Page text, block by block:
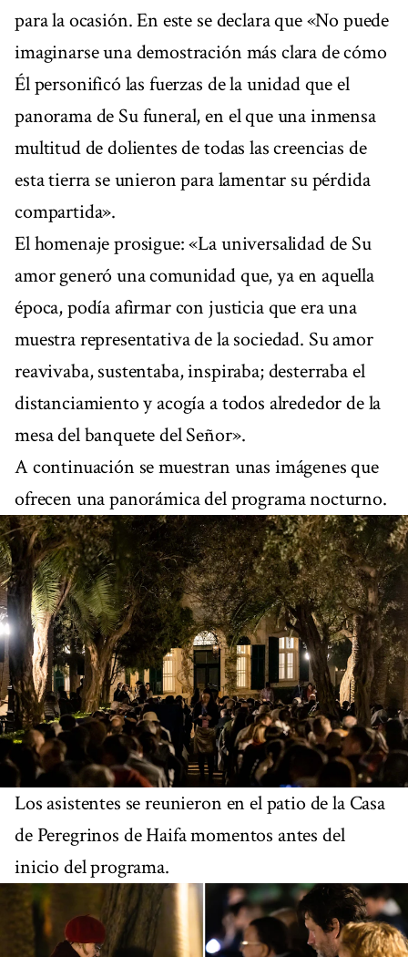
para la ocasión. En este se declara que «No puede
imaginarse una demostración más clara de cómo
Él personificó las fuerzas de la unidad que el
panorama de Su funeral, en el que una inmensa
multitud de dolientes de todas las creencias de
esta tierra se unieron para lamentar su pérdida
compartida».
El homenaje prosigue: «La universalidad de Su
amor generó una comunidad que, ya en aquella
época, podía afirmar con justicia que era una
muestra representativa de la sociedad. Su amor
reavivaba, sustentaba, inspiraba; desterraba el
distanciamiento y acogía a todos alrededor de la
mesa del banquete del Señor».
A continuación se muestran unas imágenes que
ofrecen una panorámica del programa nocturno.
Los asistentes se reunieron en el patio de la Casa
de Peregrinos de Haifa momentos antes del
inicio del programa.